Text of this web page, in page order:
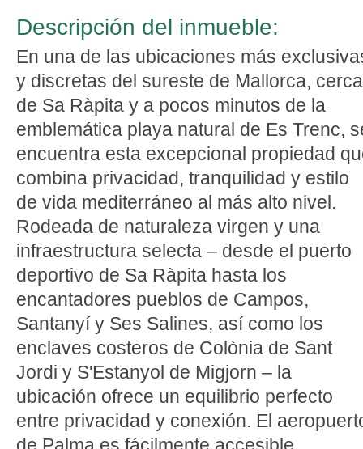
Descripción del inmueble:
En una de las ubicaciones más
y discretas del sureste de Mallorca, cerca
de Sa Ràpita y a pocos minutos de la
emblemática playa natural de Es Trenc,
encuentra esta excepcional propiedad
combina privacidad, tranquilidad y estilo
de vida mediterráneo al más alto nivel.
Rodeada de naturaleza virgen y una
infraestructura selecta – desde el puerto
deportivo de Sa Ràpita hasta los
encantadores pueblos de Campos,
Santanyí y Ses Salines, así como los
enclaves costeros de Colònia de Sant
Jordi y S'Estanyol de Migjorn – la
ubicación ofrece un equilibrio perfecto
entre privacidad y conexión. El